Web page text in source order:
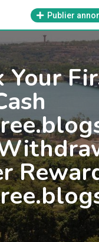
Publier
Your